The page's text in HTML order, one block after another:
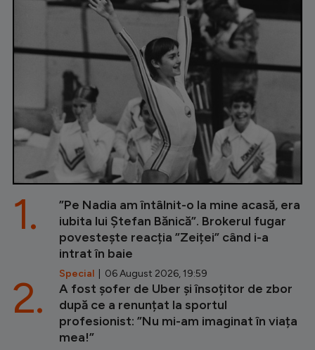
”Pe Nadia am întâlnit-o la mine acasă, era
iubita lui Ștefan Bănică”. Brokerul fugar
povestește reacția ”Zeiței” când i-a
intrat în baie
Special | 06 August 2026, 19:59
1.
A fost șofer de Uber și însoțitor de zbor
după ce a renunțat la sportul
profesionist: ”Nu mi-am imaginat în viața
mea!”
2.